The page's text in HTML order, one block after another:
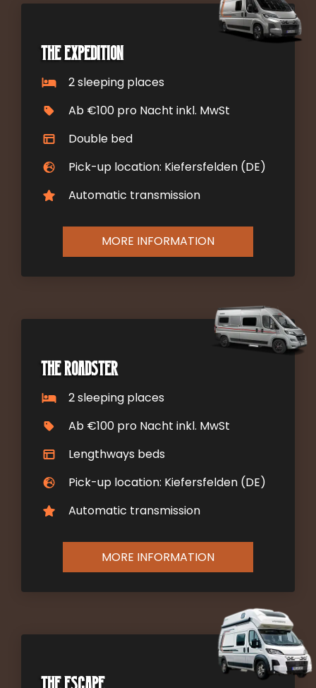
The Expedition
2 sleeping places
Ab €100 pro Nacht inkl. MwSt
Double bed
Pick-up location: Kiefersfelden (DE)
Automatic transmission
MORE INFORMATION
The Roadster
2 sleeping places
Ab €100 pro Nacht inkl. MwSt
Lengthways beds
Pick-up location: Kiefersfelden (DE)
Automatic transmission
MORE INFORMATION
The Escape